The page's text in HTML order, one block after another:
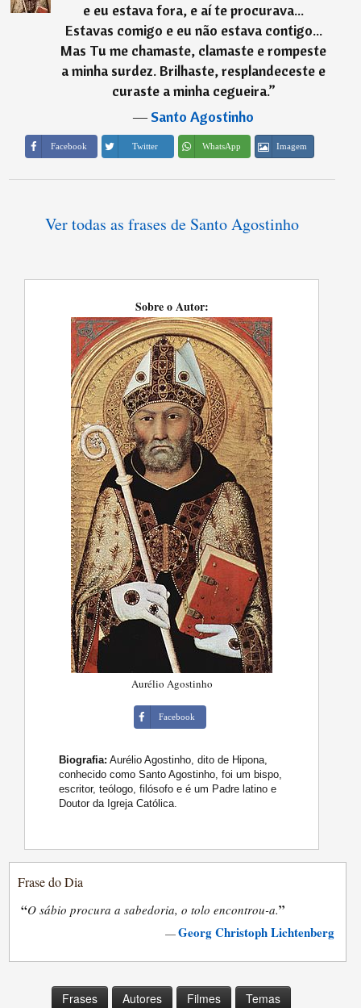
e eu estava fora, e aí te procurava...
Estavas comigo e eu não estava contigo...
Mas Tu me chamaste, clamaste e rompeste
a minha surdez. Brilhaste, resplandeceste e
curaste a minha cegueira.”
―Santo Agostinho
Facebook Twitter WhatsApp Imagem
Ver todas as frases de Santo Agostinho
Sobre o Autor:
Aurélio Agostinho
Facebook
Biografia: Aurélio Agostinho, dito de Hipona,
conhecido como Santo Agostinho, foi um bispo,
escritor, teólogo, filósofo e é um Padre latino e
Doutor da Igreja Católica.
Frase do Dia
“O sábio procura a sabedoria, o tolo encontrou-a.”
—Georg Christoph Lichtenberg
Frases Autores Filmes Temas